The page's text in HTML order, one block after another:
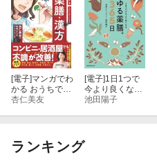
[電子]マンガでわ
かる おうちで簡
単！ 薬膳・漢方
杏仁美友
[電子]1日1つで
今より良くなる
ゆる薬膳。365
池田陽子
ランキング